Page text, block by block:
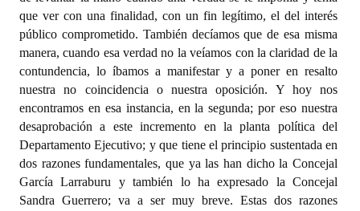
que ver con una finalidad, con un fin legítimo, el del interés
público comprometido. También decíamos que de esa misma
manera, cuando esa verdad no la veíamos con la claridad de la
contundencia, lo íbamos a manifestar y a poner en resalto
nuestra no coincidencia o nuestra oposición. Y hoy nos
encontramos en esa instancia, en la segunda; por eso nuestra
desaprobación a este incremento en la planta política del
Departamento Ejecutivo; y que tiene el principio sustentada en
dos razones fundamentales, que ya las han dicho la Concejal
García Larraburu y también lo ha expresado la Concejal
Sandra Guerrero; va a ser muy breve. Estas dos razones